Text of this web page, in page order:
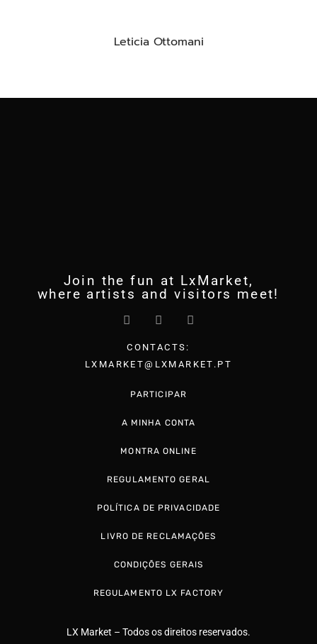
Leticia Ottomani
Join the fun at LxMarket,
where artists and visitors meet!
CONTACTS:
LXMARKET@LXMARKET.PT
POLÍTICA DE PRIVACIDADE
LIVRO DE RECLAMAÇÕES
CONDIÇÕES GERAIS
REGULAMENTO LX FACTORY
PARTICIPAR
A MINHA CONTA
MONTRA ONLINE
REGULAMENTO GERAL
LX Market – Todos os direitos reservados.